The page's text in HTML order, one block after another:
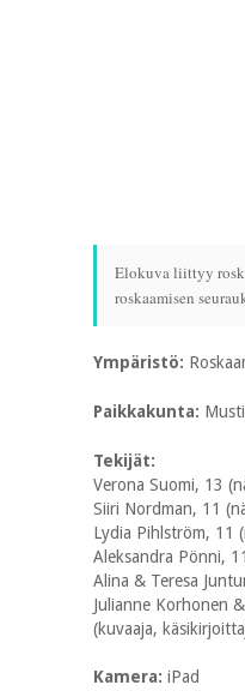
Elokuva liittyy
roskaamisen
Ympäristö:
Paikkakunta:
Tekijät:
Verona Suomi, 13
Siiri Nordman, 11
Lydia Pihlström, 11
Aleksandra Pönni,
Alina & Teresa
Julianne Korhonen
(kuvaaja,
Kamera: iPad